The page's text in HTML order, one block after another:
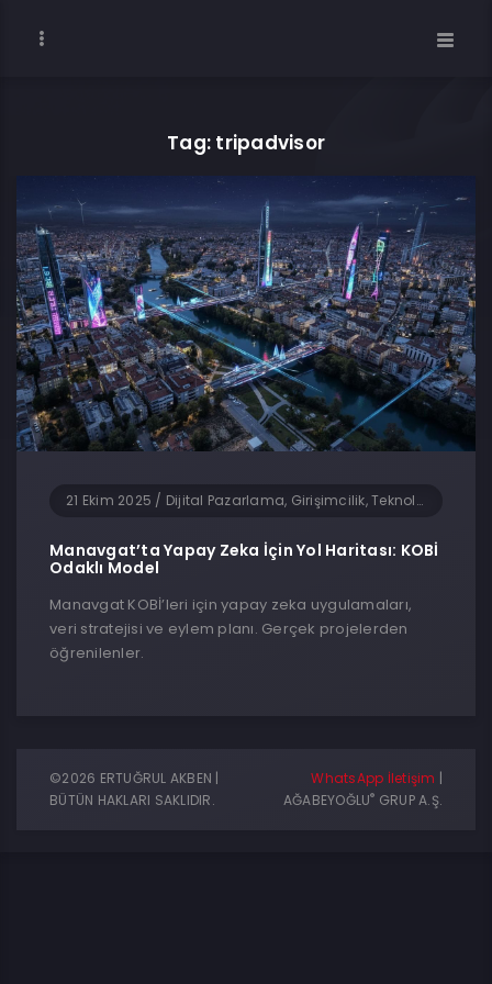
Tag: tripadvisor
21 Ekim 2025 / Dijital Pazarlama, Girişimcilik, Teknoloji, Turizm ve Seyahat, Yapay Zeka, Yazılım
Manavgat’ta Yapay Zeka İçin Yol Haritası: KOBİ
Odaklı Model
Manavgat KOBİ’leri için yapay zeka uygulamaları,
veri stratejisi ve eylem planı. Gerçek projelerden
öğrenilenler.
©2026 ERTUĞRUL AKBEN |
BÜTÜN HAKLARI SAKLIDIR.
WhatsApp İletişim |
AĞABEYOĞLU® GRUP A.Ş.